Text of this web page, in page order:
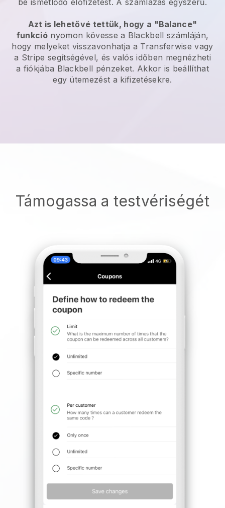
Azt is lehetővé tettük, hogy a "Balance"
funkció nyomon kövesse a Blackbell számláján,
hogy melyeket visszavonhatja a Transferwise vagy
a Stripe segítségével, és valós időben megnézheti
a fiókjába Blackbell pénzeket. Akkor is beállíthat
egy ütemezést a kifizetésekre.
Támogassa a testvériségét